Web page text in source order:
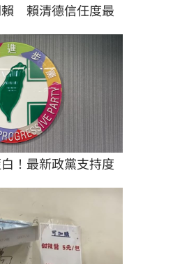
　賴清德信任度最
！最新政黨支持度